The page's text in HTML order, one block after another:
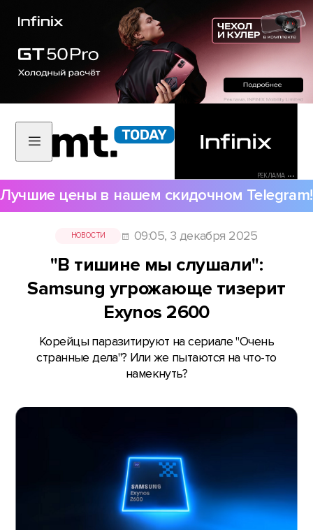
РЕКЛАМА •••
Лучшие цены в нашем скидочном Telegram!
НОВОСТИ 09:05, 3 декабря 2025
"В тишине мы слушали":
Samsung угрожающе тизерит
Exynos 2600
Корейцы паразитируют на сериале "Очень
странные дела"? Или же пытаются на что-то
намекнуть?